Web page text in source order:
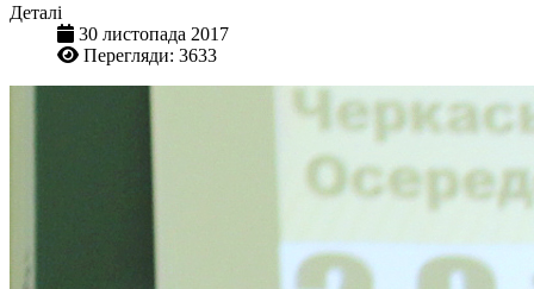
Деталі
30 листопада 2017
Перегляди: 3633